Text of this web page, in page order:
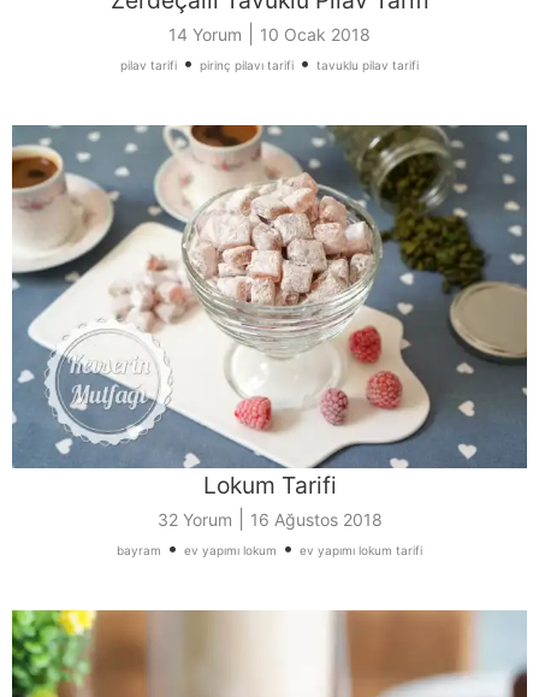
14 Yorum 10 Ocak 2018
pilav tarifi • pirinç pilavı tarifi • tavuklu pilav tarifi
Lokum Tarifi
32 Yorum 16 Ağustos 2018
bayram • ev yapımı lokum • ev yapımı lokum tarifi